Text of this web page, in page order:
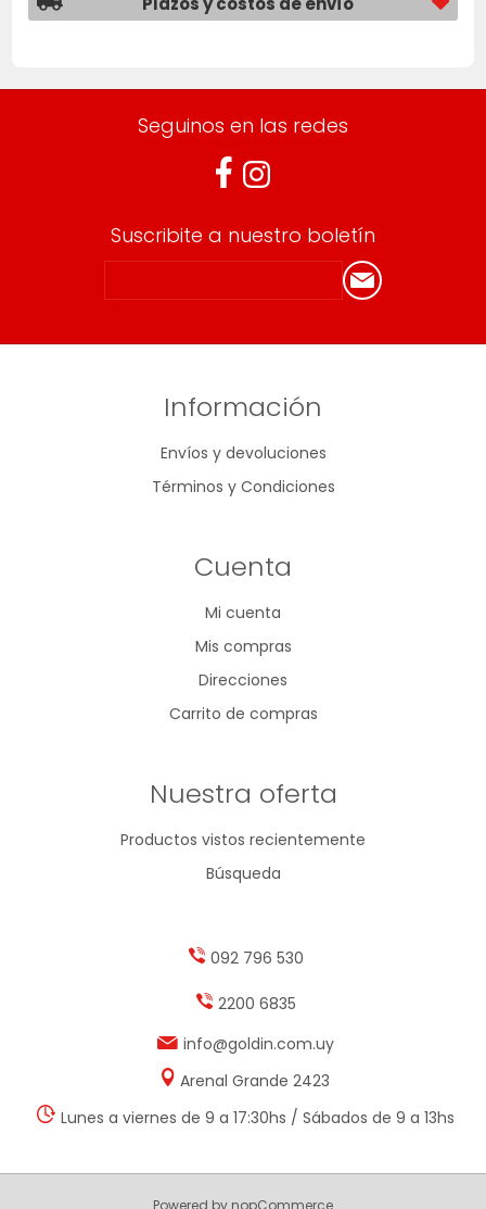
Seguinos en las redes
Suscribite a nuestro boletín
Información
Envíos y devoluciones
Términos y Condiciones
Cuenta
Mi cuenta
Mis compras
Direcciones
Carrito de compras
Nuestra oferta
Productos vistos recientemente
Búsqueda
092 796 530
2200 6835
info@goldin.com.uy
Arenal Grande 2423
Lunes a viernes de 9 a 17:30hs / Sábados de 9 a 13hs
Powered by nopCommerce